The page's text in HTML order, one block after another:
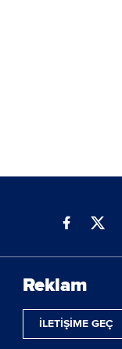
Reklam
İLETİŞİME GEÇ